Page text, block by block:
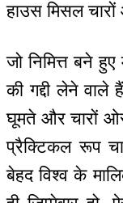
हाउस मिसल
जो निमित्त बने
की गद्दी लेने
घूमते और चारों
प्रैक्टिकल रूप
बेहद विश्व के